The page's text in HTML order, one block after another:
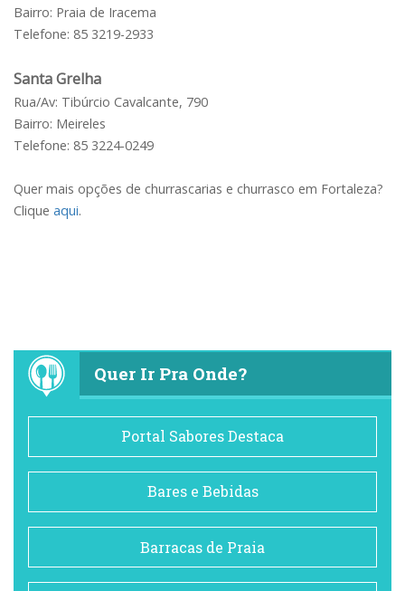
Bairro: Praia de Iracema
Telefone: 85 3219-2933
Santa Grelha
Rua/Av: Tibúrcio Cavalcante, 790
Bairro: Meireles
Telefone: 85 3224-0249
Quer mais opções de churrascarias e churrasco em Fortaleza?
Clique aqui.
Quer Ir Pra Onde?
Portal Sabores Destaca
Bares e Bebidas
Barracas de Praia